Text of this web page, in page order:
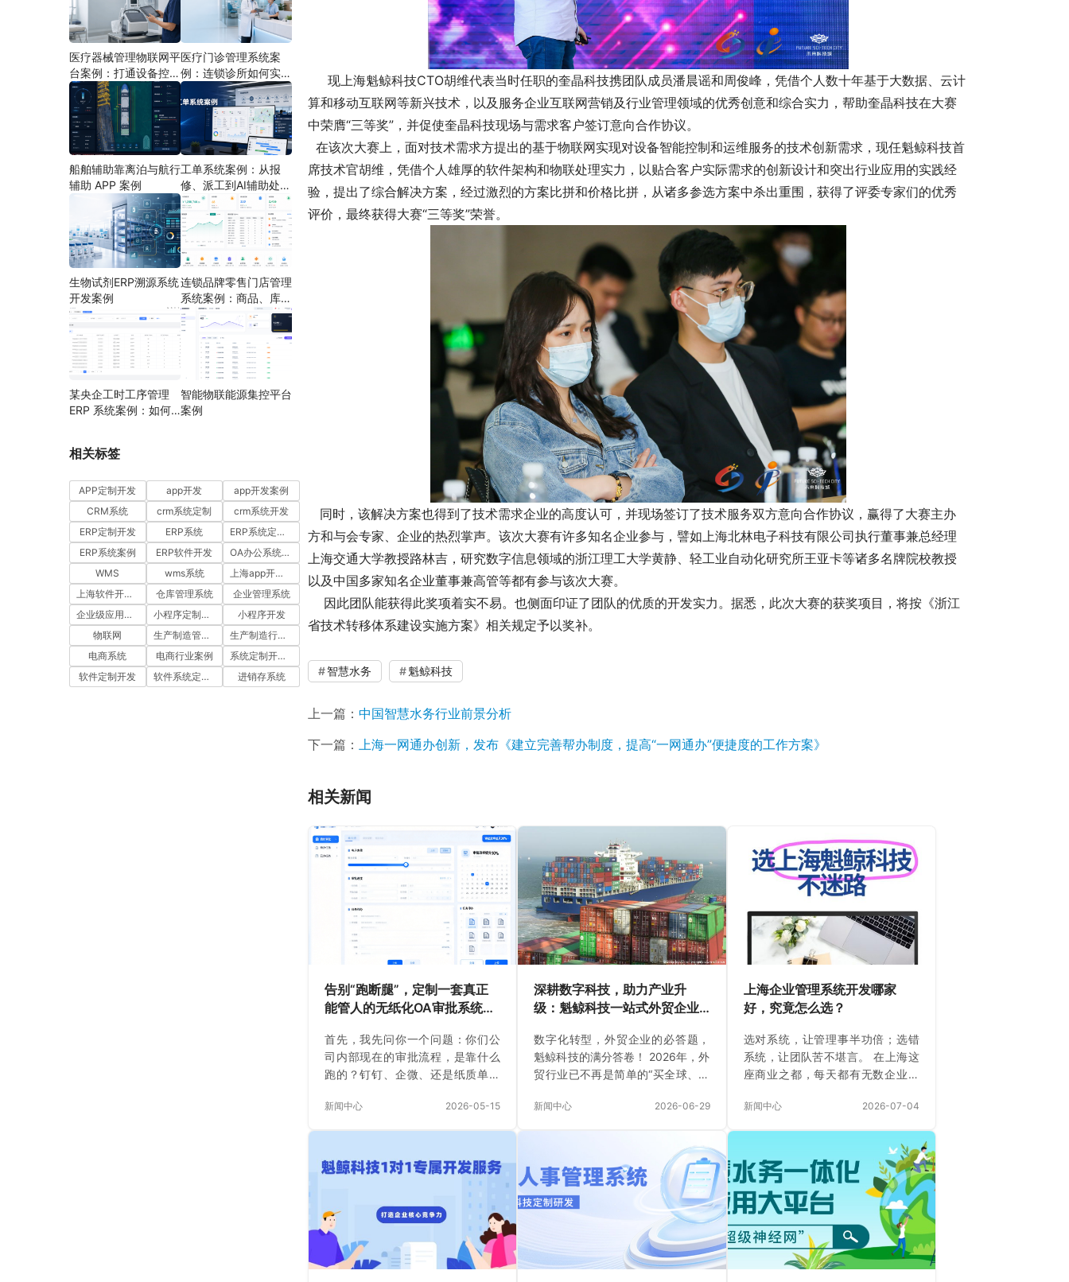
现上海魁鲸科技CTO胡维代表当时任职的奎晶科技携团队成员潘晨谣和周俊峰，凭借个人数十年基于大数据、云计
算和移动互联网等新兴技术，以及服务企业互联网营销及行业管理领域的优秀创意和综合实力，帮助奎晶科技在大赛
中荣膺“三等奖”，并促使奎晶科技现场与需求客户签订意向合作协议。
在该次大赛上，面对技术需求方提出的基于物联网实现对设备智能控制和运维服务的技术创新需求，现任魁鲸科技首
席技术官胡维，凭借个人雄厚的软件架构和物联处理实力，以贴合客户实际需求的创新设计和突出行业应用的实践经
验，提出了综合解决方案，经过激烈的方案比拼和价格比拼，从诸多参选方案中杀出重围，获得了评委专家们的优秀
评价，最终获得大赛“三等奖”荣誉。
同时，该解决方案也得到了技术需求企业的高度认可，并现场签订了技术服务双方意向合作协议，赢得了大赛主办
方和与会专家、企业的热烈掌声。该次大赛有许多知名企业参与，譬如上海北林电子科技有限公司执行董事兼总经理
上海交通大学教授路林吉，研究数字信息领域的浙江理工大学黄静、轻工业自动化研究所王亚卡等诸多名牌院校教授
以及中国多家知名企业董事兼高管等都有参与该次大赛。
因此团队能获得此奖项着实不易。也侧面印证了团队的优质的开发实力。据悉，此次大赛的获奖项目，将按《浙江
省技术转移体系建设实施方案》相关规定予以奖补。
智慧水务 魁鲸科技
上一篇： 中国智慧水务行业前景分析
下一篇：
上海一网通办创新，发布《建立完善帮办制度，提高“一网通办”便捷度的工作方案》
相关新闻
告别“跑断腿”，定制一套真正
能管人的无纸化OA审批系统，
首先，我先问你一个问题：你们公
司内部现在的审批流程，是靠什么
跑的？钉钉、企微、还是纸质单？
部和自己的工位之间来回奔波？为
个月的采购申请到哪一步了，翻遍
了记录还是找不到…… 最扎心的
是：明明是员工走流程，最后变成
管理者兜底救火。耗费大量时间人
力，效率极低，还容易滋生推诿、
拖延、管理漏洞。 这种为了一个
章、一个名而“跑断腿”的旧时代，早
新闻中心 2026-05-15
深耕数字科技，助力产业升
级：魁鲸科技一站式外贸企业
数字化转型，外贸企业的必答题，
魁鲸科技的满分答卷！ 2026年，外
贸行业已不再是简单的“买全球、卖
贸企业推向了“数字分水岭”——一侧
博弈，另一侧则是依托数字科技驱
动的效能革命与全球增量市场。 面
对人力成本上升、供应链协同困
难、客户需求碎片化以及跨境电商
规则多变等挑战，外贸企业的数字
化转型早已不是“选择题”，而是关乎
生存与发展的“必答题”。 作为国内
领先的企业数字化服务商，魁鲸科
新闻中心 2026-06-29
上海企业管理系统开发哪家
好，究竟怎么选？
选对系统，让管理事半功倍；选错
系统，让团队苦不堪言。 在上海这
座商业之都，每天都有无数企业在
搜索引擎，输入关键词，铺天盖地
说大厂靠谱，有人说小公司灵活，
有人说定制开发才是王道，有人说
SaaS产品性价比更高…… 究竟该怎
么选？ 这个问题没有标准答案，但
有一个核心原则：适合的才是最好
的。 01 为什么在上海选系统开发，
比想象中更难？（痛点分析） 上海
作为中国经济中心，企业数字化需
新闻中心 2026-07-04
医疗器械管理物联网平
台案例：打通设备控
制、状态采集与远程运
维
医疗门诊管理系统案
例：连锁诊所如何实现
多门店协同运营
船舶辅助靠离泊与航行
辅助 APP 案例
工单系统案例：从报
修、派工到AI辅助处理
的定制开发方案
生物试剂ERP溯源系统
开发案例
连锁品牌零售门店管理
系统案例：商品、库
存、会员和门店运营如
何打通
某央企工时工序管理
ERP 系统案例：如何
智能物联能源集控平台
案例
相关标签
APP定制开发 app开发
app开发案例
CRM系统
crm系统定制
crm系统开发
ERP定制开发
ERP系统
ERP系统定制多少钱一套
ERP系统案例
ERP软件开发
OA办公系统开发
WMS
wms系统
上海app开发公司
上海软件开发公司
仓库管理系统
企业管理系统
企业级应用开发服务案例
小程序定制开发
小程序开发
物联网
生产制造管理系统
生产制造行业案例
电商系统
电商行业案例
系统定制开发案例
软件定制开发
软件系统定制开发 进销存系统